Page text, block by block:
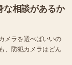
な相談があるか
メラを選べばいいの
、防犯カメラはどん